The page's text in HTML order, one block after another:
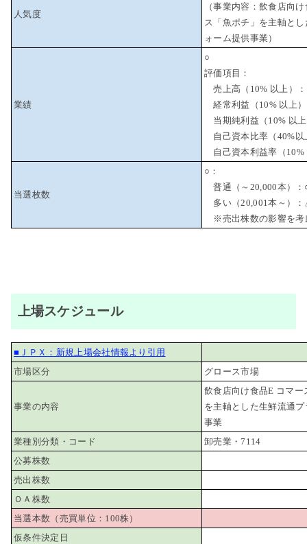
人気度
（事業内容：飲食店向
ス「魚ポチ」を主軸と
ォーム提供事業）
業績
○
評価項目：
売上高（10% 以上）
経常利益（10% 以上
当期純利益（10% 以
自己資本比率（40%
自己資本利益率（10%
当選枚数
○：
普通（～20,000本）
多い（20,001本～）
※売出株数の影響を考
上場スケジュール
■ＪＰＸ：新規上場会社情報より引用
市場区分
グロース市場
事業の内容
飲食店向け食品E コマ
を主軸とした生鮮流通
事業
業種別分類・コード
卸売業・7114
公募株数
売出株数
ＯＡ株数
当選本数（売買単位：100株）
仮条件決定日